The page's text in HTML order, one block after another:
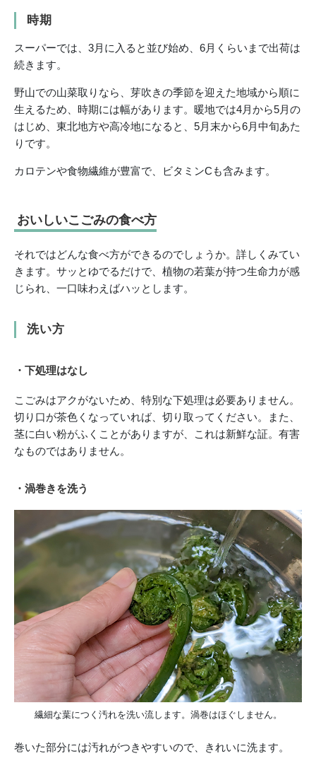
時期
スーパーでは、3月に入ると並び始め、6月くらいまで出荷は
続きます。
野山での山菜取りなら、芽吹きの季節を迎えた地域から順に
生えるため、時期には幅があります。暖地では4月から5月の
はじめ、東北地方や高冷地になると、5月末から6月中旬あた
りです。
カロテンや食物繊維が豊富で、ビタミンCも含みます。
おいしいこごみの食べ方
それではどんな食べ方ができるのでしょうか。詳しくみてい
きます。サッとゆでるだけで、植物の若葉が持つ生命力が感
じられ、一口味わえばハッとします。
洗い方
・下処理はなし
こごみはアクがないため、特別な下処理は必要ありません。
切り口が茶色くなっていれば、切り取ってください。また、
茎に白い粉がふくことがありますが、これは新鮮な証。有害
なものではありません。
・渦巻きを洗う
繊細な葉につく汚れを洗い流します。渦巻はほぐしません。
巻いた部分には汚れがつきやすいので、きれいに洗ます。